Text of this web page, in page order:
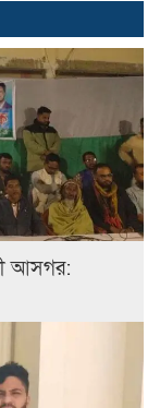
আসগর: